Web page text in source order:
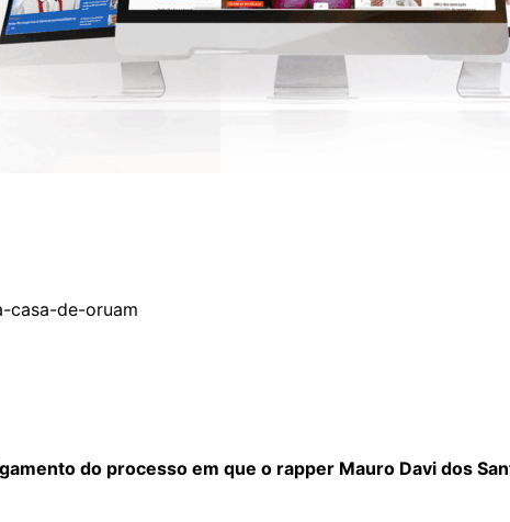
do processo em que o rapper Mauro Davi dos